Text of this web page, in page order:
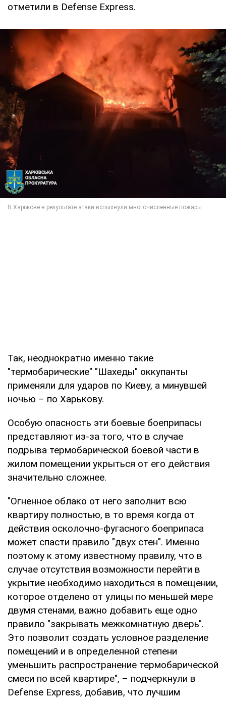
отметили в Defense Express.
Так, неоднократно именно такие
"термобарические" "Шахеды" оккупанты
применяли для ударов по Киеву, а минувшей
ночью – по Харькову.
Особую опасность эти боевые боеприпасы
представляют из-за того, что в случае
подрыва термобарической боевой части в
жилом помещении укрыться от его действия
значительно сложнее.
"Огненное облако от него заполнит всю
квартиру полностью, в то время когда от
действия осколочно-фугасного боеприпаса
может спасти правило "двух стен". Именно
поэтому к этому известному правилу, что в
случае отсутствия возможности перейти в
укрытие необходимо находиться в помещении,
которое отделено от улицы по меньшей мере
двумя стенами, важно добавить еще одно
правило "закрывать межкомнатную дверь".
Это позволит создать условное разделение
помещений и в определенной степени
уменьшить распространение термобарической
смеси по всей квартире", – подчеркнули в
Defense Express, добавив, что лучшим